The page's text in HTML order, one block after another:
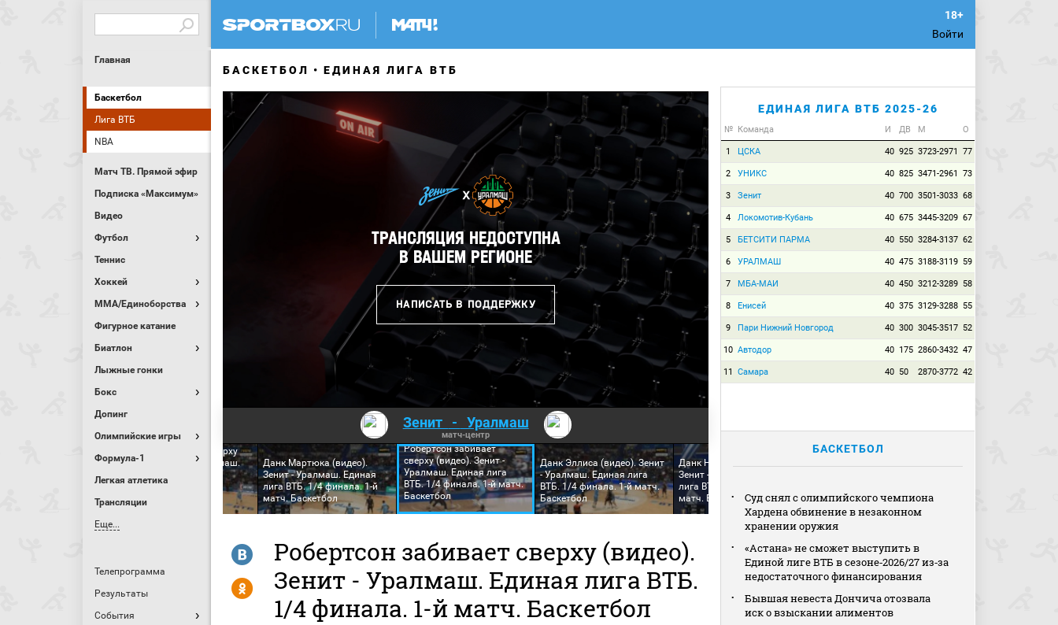
Войти
Главная
Баскетбол
Лига ВТБ
NBA
Матч ТВ. Прямой эфир
Подписка «Максимум»
Видео
Футбол
Теннис
Хоккей
MMA/Единоборства
Фигурное катание
Биатлон
Лыжные гонки
Бокс
Допинг
Олимпийские игры
Формула-1
Легкая атлетика
Трансляции
Еще...
Телепрограмма
Результаты
События
БАСКЕТБОЛ ЕДИНАЯ ЛИГА ВТБ
Зенит - Уралмаш
матч-центр
- Уралмаш. Единая
ВТБ. 1/4 финала. 1-й
Бако вновь забил сверху
(видео). Зенит - Уралмаш.
финала. 1-й матч.
Баскетбол
Данк Мартюка (видео).
Зенит - Уралмаш. Единая
лига ВТБ. 1/4 финала. 1-й
матч. Баскетбол
Робертсон забивает
сверху (видео). Зенит -
Уралмаш. Единая лига
ВТБ. 1/4 финала. 1-й матч.
Баскетбол
Данк Эллиса (видео). Зенит
- Уралмаш. Единая лига
ВТБ. 1/4 финала. 1-й матч.
Баскетбол
Данк Невелса (видео).
Зенит - Уралмаш. Единая
лига ВТБ. 1/4 финала. 1-й
матч. Баскетбол
Карданахишвили забивает
Баскетбол
Робертсон забивает сверху (видео).
Зенит - Уралмаш. Единая лига ВТБ.
1/4 финала. 1-й матч. Баскетбол
R
Y
ЕДИНАЯ ЛИГА ВТБ 2025-26
№ Команда И ДВ М О
1 ЦСКА 40 925 3723-2971 77
2 УНИКС 40 825 3471-2961 73
3 Зенит 40 700 3501-3033 68
4 Локомотив-Кубань 40 675 3445-3209 67
5 БЕТСИТИ ПАРМА 40 550 3284-3137 62
6 УРАЛМАШ 40 475 3188-3119 59
7 МБА-МАИ 40 450 3212-3289 58
8 Енисей 40 375 3129-3288 55
9 Пари Нижний Новгород 40 300 3045-3517 52
10 Автодор 40 175 2860-3432 47
11 Самара 40 50 2870-3772 42
БАСКЕТБОЛ
Суд снял с олимпийского чемпиона
Хардена обвинение в незаконном
хранении оружия
«Астана» не сможет выступить в
Единой лиге ВТБ в сезоне‑2026/27 из‑за
недостаточного финансирования
Бывшая невеста Дончича отозвала
иск о взыскании алиментов